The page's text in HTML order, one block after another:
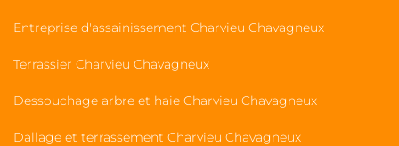
Entreprise d'assainissement Charvieu Chavagneux
Terrassier Charvieu Chavagneux
Dessouchage arbre et haie Charvieu Chavagneux
Dallage et terrassement Charvieu Chavagneux